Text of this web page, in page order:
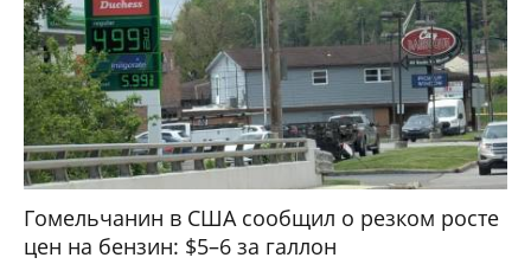
Гомельчанин в США сообщил о резком росте
цен на бензин: $5–6 за галлон